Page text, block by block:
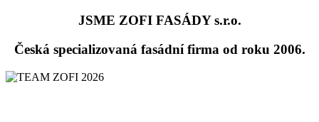
JSME ZOFI FASÁDY s.r.o.
Česká specializovaná fasádní firma od roku 2006.